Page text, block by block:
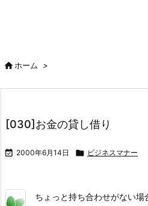
ホーム >
[030]お金の貸し借り
 2000年6月14日  ビジネスマナー
ちょっと持ち合わせがない